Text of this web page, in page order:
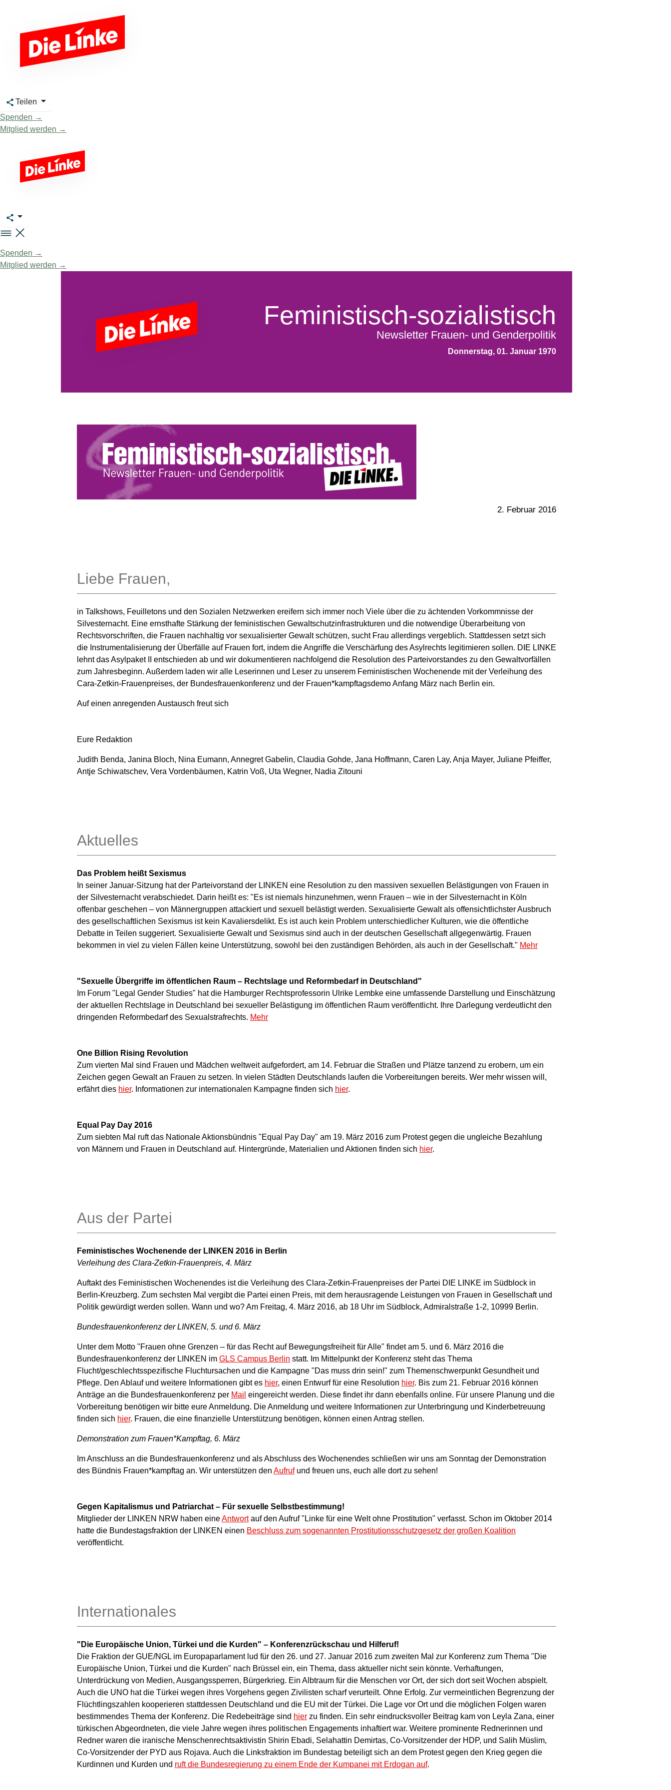
Teilen
Spenden →
Mitglied werden →
Spenden →
Mitglied werden →
Feministisch-sozialistisch
Newsletter Frauen- und Genderpolitik
Donnerstag, 01. Januar 1970
2. Februar 2016
Liebe Frauen,
in Talkshows, Feuilletons und den Sozialen Netzwerken ereifern sich immer noch Viele über die zu ächtenden Vorkommnisse der
Silvesternacht. Eine ernsthafte Stärkung der feministischen Gewaltschutzinfrastrukturen und die notwendige Überarbeitung von
Rechtsvorschriften, die Frauen nachhaltig vor sexualisierter Gewalt schützen, sucht Frau allerdings vergeblich. Stattdessen setzt sich
die Instrumentalisierung der Überfälle auf Frauen fort, indem die Angriffe die Verschärfung des Asylrechts legitimieren sollen. DIE LINKE
lehnt das Asylpaket II entschieden ab und wir dokumentieren nachfolgend die Resolution des Parteivorstandes zu den Gewaltvorfällen
zum Jahresbeginn. Außerdem laden wir alle Leserinnen und Leser zu unserem Feministischen Wochenende mit der Verleihung des
Cara-Zetkin-Frauenpreises, der Bundesfrauenkonferenz und der Frauen*kampftagsdemo Anfang März nach Berlin ein.
Auf einen anregenden Austausch freut sich
Eure Redaktion
Judith Benda, Janina Bloch, Nina Eumann, Annegret Gabelin, Claudia Gohde, Jana Hoffmann, Caren Lay, Anja Mayer, Juliane Pfeiffer,
Antje Schiwatschev, Vera Vordenbäumen, Katrin Voß, Uta Wegner, Nadia Zitouni
Aktuelles
Das Problem heißt Sexismus
In seiner Januar-Sitzung hat der Parteivorstand der LINKEN eine Resolution zu den massiven sexuellen Belästigungen von Frauen in
der Silvesternacht verabschiedet. Darin heißt es: "Es ist niemals hinzunehmen, wenn Frauen – wie in der Silvesternacht in Köln
offenbar geschehen – von Männergruppen attackiert und sexuell belästigt werden. Sexualisierte Gewalt als offensichtlichster Ausbruch
des gesellschaftlichen Sexismus ist kein Kavaliersdelikt. Es ist auch kein Problem unterschiedlicher Kulturen, wie die öffentliche
Debatte in Teilen suggeriert. Sexualisierte Gewalt und Sexismus sind auch in der deutschen Gesellschaft allgegenwärtig. Frauen
bekommen in viel zu vielen Fällen keine Unterstützung, sowohl bei den zuständigen Behörden, als auch in der Gesellschaft." Mehr
"Sexuelle Übergriffe im öffentlichen Raum – Rechtslage und Reformbedarf in Deutschland"
Im Forum "Legal Gender Studies" hat die Hamburger Rechtsprofessorin Ulrike Lembke eine umfassende Darstellung und Einschätzung
der aktuellen Rechtslage in Deutschland bei sexueller Belästigung im öffentlichen Raum veröffentlicht. Ihre Darlegung verdeutlicht den
dringenden Reformbedarf des Sexualstrafrechts. Mehr
One Billion Rising Revolution
Zum vierten Mal sind Frauen und Mädchen weltweit aufgefordert, am 14. Februar die Straßen und Plätze tanzend zu erobern, um ein
Zeichen gegen Gewalt an Frauen zu setzen. In vielen Städten Deutschlands laufen die Vorbereitungen bereits. Wer mehr wissen will,
erfährt dies hier. Informationen zur internationalen Kampagne finden sich hier.
Equal Pay Day 2016
Zum siebten Mal ruft das Nationale Aktionsbündnis "Equal Pay Day" am 19. März 2016 zum Protest gegen die ungleiche Bezahlung
von Männern und Frauen in Deutschland auf. Hintergründe, Materialien und Aktionen finden sich hier.
Aus der Partei
Feministisches Wochenende der LINKEN 2016 in Berlin
Verleihung des Clara-Zetkin-Frauenpreis, 4. März
Auftakt des Feministischen Wochenendes ist die Verleihung des Clara-Zetkin-Frauenpreises der Partei DIE LINKE im Südblock in
Berlin-Kreuzberg. Zum sechsten Mal vergibt die Partei einen Preis, mit dem herausragende Leistungen von Frauen in Gesellschaft und
Politik gewürdigt werden sollen. Wann und wo? Am Freitag, 4. März 2016, ab 18 Uhr im Südblock, Admiralstraße 1-2, 10999 Berlin.
Bundesfrauenkonferenz der LINKEN, 5. und 6. März
Unter dem Motto "Frauen ohne Grenzen – für das Recht auf Bewegungsfreiheit für Alle" findet am 5. und 6. März 2016 die
Bundesfrauenkonferenz der LINKEN im GLS Campus Berlin statt. Im Mittelpunkt der Konferenz steht das Thema
Flucht/geschlechtsspezifische Fluchtursachen und die Kampagne "Das muss drin sein!" zum Themenschwerpunkt Gesundheit und
Pflege. Den Ablauf und weitere Informationen gibt es hier, einen Entwurf für eine Resolution hier. Bis zum 21. Februar 2016 können
Anträge an die Bundesfrauenkonferenz per Mail eingereicht werden. Diese findet ihr dann ebenfalls online. Für unsere Planung und die
Vorbereitung benötigen wir bitte eure Anmeldung. Die Anmeldung und weitere Informationen zur Unterbringung und Kinderbetreuung
finden sich hier. Frauen, die eine finanzielle Unterstützung benötigen, können einen Antrag stellen.
Demonstration zum Frauen*Kampftag, 6. März
Im Anschluss an die Bundesfrauenkonferenz und als Abschluss des Wochenendes schließen wir uns am Sonntag der Demonstration
des Bündnis Frauen*kampftag an. Wir unterstützen den Aufrufund freuen uns, euch alle dort zu sehen!
Gegen Kapitalismus und Patriarchat – Für sexuelle Selbstbestimmung!
Mitglieder der LINKEN NRW haben eineAntwortauf den Aufruf "Linke für eine Welt ohne Prostitution" verfasst. Schon im Oktober 2014
hatte die Bundestagsfraktion der LINKEN einen Beschluss zum sogenannten Prostitutionsschutzgesetz der großen Koalition
veröffentlicht.
Internationales
"Die Europäische Union, Türkei und die Kurden" – Konferenzrückschau und Hilferuf!
Die Fraktion der GUE/NGL im Europaparlament lud für den 26. und 27. Januar 2016 zum zweiten Mal zur Konferenz zum Thema "Die
Europäische Union, Türkei und die Kurden" nach Brüssel ein, ein Thema, dass aktueller nicht sein könnte. Verhaftungen,
Unterdrückung von Medien, Ausgangssperren, Bürgerkrieg. Ein Albtraum für die Menschen vor Ort, der sich dort seit Wochen abspielt.
Auch die UNO hat die Türkei wegen ihres Vorgehens gegen Zivilisten scharf verurteilt. Ohne Erfolg. Zur vermeintlichen Begrenzung der
Flüchtlingszahlen kooperieren stattdessen Deutschland und die EU mit der Türkei. Die Lage vor Ort und die möglichen Folgen waren
bestimmendes Thema der Konferenz. Die Redebeiträge sind hier zu finden. Ein sehr eindrucksvoller Beitrag kam von Leyla Zana, einer
türkischen Abgeordneten, die viele Jahre wegen ihres politischen Engagements inhaftiert war. Weitere prominente Rednerinnen und
Redner waren die iranische Menschenrechtsaktivistin Shirin Ebadi, Selahattin Demirtas, Co-Vorsitzender der HDP, und Salih Müslim,
Co-Vorsitzender der PYD aus Rojava. Auch die Linksfraktion im Bundestag beteiligt sich an dem Protest gegen den Krieg gegen die
Kurdinnen und Kurden und ruft die Bundesregierung zu einem Ende der Kumpanei mit Erdogan auf.